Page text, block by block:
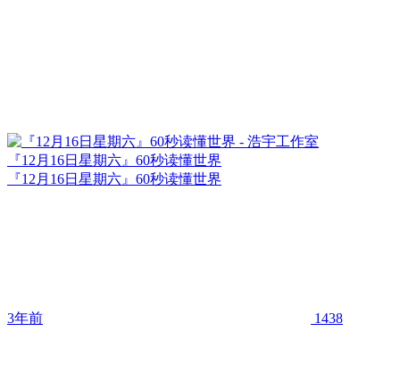
『12月16日星期六』60秒读懂世界
『12月16日星期六』60秒读懂世界
3年前 1438